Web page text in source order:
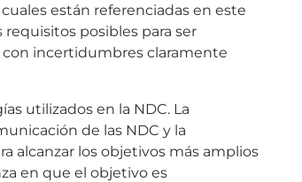
están referenciadas en este
posibles para ser
con incertidumbres claramente
utilizados en la NDC. La
de las NDC y la
alcanzar los objetivos más amplios
en que el objetivo es